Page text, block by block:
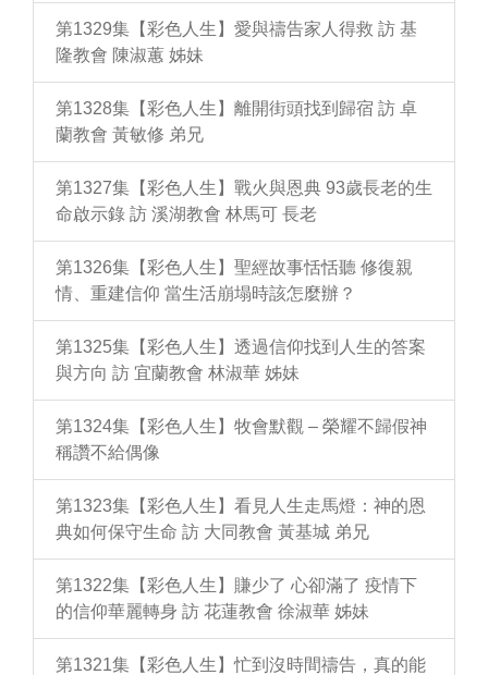
第1329集【彩色人生】愛與禱告家人得救 訪 基
隆教會 陳淑蕙 姊妹
第1328集【彩色人生】離開街頭找到歸宿 訪 卓
蘭教會 黃敏修 弟兄
第1327集【彩色人生】戰火與恩典 93歲長老的生
命啟示錄 訪 溪湖教會 林馬可 長老
第1326集【彩色人生】聖經故事恬恬聽 修復親
情、重建信仰 當生活崩塌時該怎麼辦？
第1325集【彩色人生】透過信仰找到人生的答案
與方向 訪 宜蘭教會 林淑華 姊妹
第1324集【彩色人生】牧會默觀 – 榮耀不歸假神
稱讚不給偶像
第1323集【彩色人生】看見人生走馬燈：神的恩
典如何保守生命 訪 大同教會 黃基城 弟兄
第1322集【彩色人生】賺少了 心卻滿了 疫情下
的信仰華麗轉身 訪 花蓮教會 徐淑華 姊妹
第1321集【彩色人生】忙到沒時間禱告，真的能